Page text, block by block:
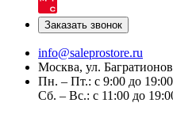
Заказать звонок
info@saleprostore.ru
Москва, ул.
Пн. – Пт.: с 9:00 до 19:00
Сб. – Вс.: с 11:00 до